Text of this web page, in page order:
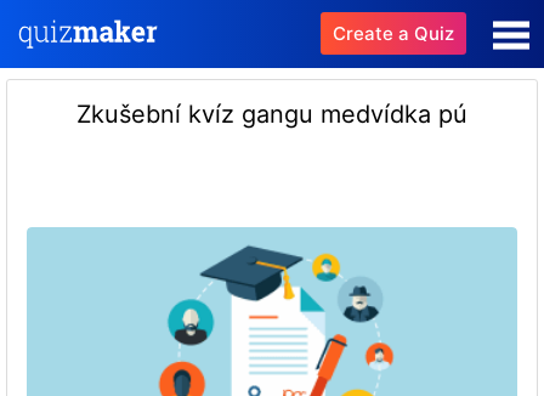
Create a Quiz
Zkušební kvíz gangu medvídka pú